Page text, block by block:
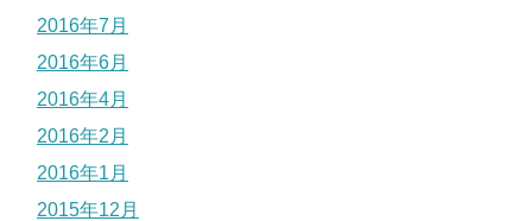
2016年7月
2016年6月
2016年4月
2016年2月
2016年1月
2015年12月